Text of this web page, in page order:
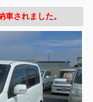
車されました。